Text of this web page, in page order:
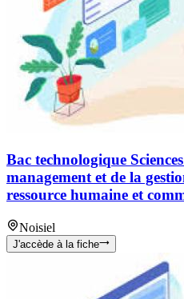
Bac technologique
management et de la
ressource humaine et
Noisiel
J'accède à la fiche